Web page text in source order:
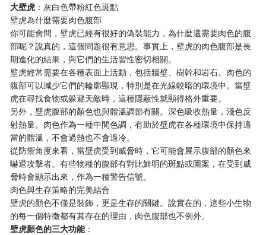
大壁虎 ：灰白色帶粉紅色斑點
壁虎為什麼需要肉色腹部
你可能會問，壁虎已經有很好的偽裝能力，為什麼還需要肉色的腹
部呢？說真的，這個問題很有意思。事實上，壁虎的肉色腹部是長
期進化的結果，與它們的生活習性密切相關。
壁虎經常需要在各種表面上活動，包括牆壁、樹幹和岩石。肉色的
腹部可以減少它們的輪廓顯現，特別是在光線較暗的環境中。當壁
虎在尋找食物或躲避天敵時，這種隱蔽性就顯得格外重要。
另外，壁虎腹部的顏色也與體溫調節有關。深色吸收熱量，淺色反
射熱量。肉色作為一種中間色調，有助於壁虎在各種環境中保持適
當的體溫，不會過熱也不會過冷。
從防禦角度來看，當壁虎受到威脅時，它可能會展示腹部的顏色來
嚇退攻擊者。有些物種的腹部有對比鮮明的斑點或圖案，在受到威
脅時會顯示出來，作為一種警告信號。
肉色與生存策略的完美結合
壁虎的顏色不僅是裝飾，更是生存的關鍵。說實在的，這些小生物
的每一個特徵都有其存在的理由，肉色腹部也不例外。
壁虎顏色的三大功能：